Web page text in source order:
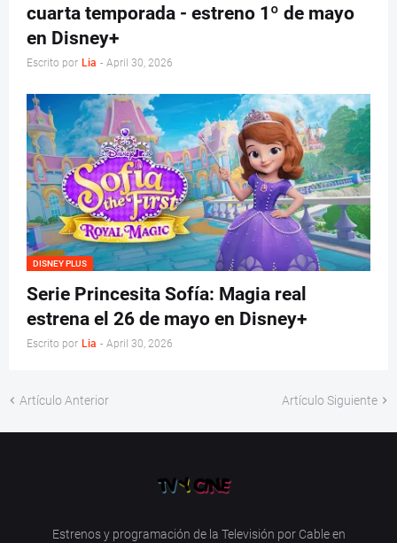
cuarta temporada - estreno 1º de mayo
en Disney+
Escrito por Lia - April 30, 2026
DISNEY PLUS
Serie Princesita Sofía: Magia real
estrena el 26 de mayo en Disney+
Escrito por Lia - April 30, 2026
Artículo Anterior Artículo Siguiente
Estrenos y programación de la Televisión por Cable en